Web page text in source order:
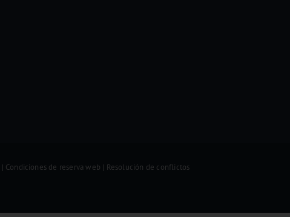
| Condiciones de reserva web | Resolución de conflictos